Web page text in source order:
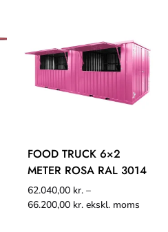
FOOD TRUCK 6×2
METER ROSA RAL 3014
62.040,00 kr. –
66.200,00 kr. ekskl. moms